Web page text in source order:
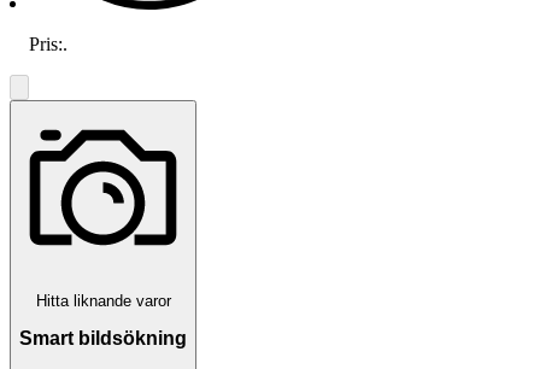
Pris:.
Hitta liknande varor
Smart bildsökning